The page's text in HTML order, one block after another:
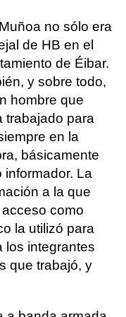
no sólo era
de HB en el
de Éibar.
y sobre todo,
hombre que
trabajado para
en la
básicamente
informador. La
a la que
como
la utilizó para
los integrantes
que trabajó, y